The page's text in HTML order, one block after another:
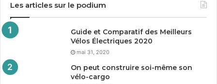
Les articles sur le podium
Guide et Comparatif des Meilleurs
Vélos Électriques 2020
mai 31, 2020
On peut construire soi-même son
vélo-cargo